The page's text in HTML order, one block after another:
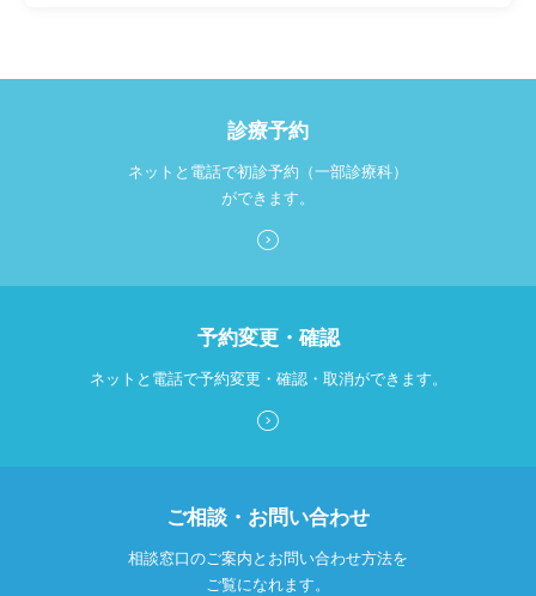
診療予約
ネットと電話で初診予約（一部診療科）
ができます。
予約変更・確認
ネットと電話で予約変更・確認・取消ができます。
ご相談・お問い合わせ
相談窓口のご案内とお問い合わせ方法を
ご覧になれます。